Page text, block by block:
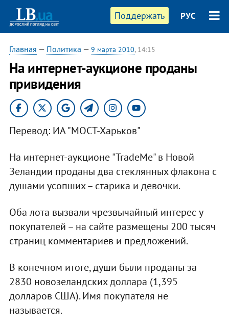
Поддержать РУС
Главная — Политика — 9 марта 2010, 14:15
На интернет-аукционе проданы
привидения
Перевод: ИА "МОСТ-Харьков"
На интернет-аукционе "TradeMe" в Новой
Зеландии проданы два стеклянных флакона с
душами усопших – старика и девочки.
Оба лота вызвали чрезвычайный интерес у
покупателей – на сайте размещены 200 тысяч
страниц комментариев и предложений.
В конечном итоге, души были проданы за
2830 новозеландских доллара (1,395
долларов США). Имя покупателя не
называется.